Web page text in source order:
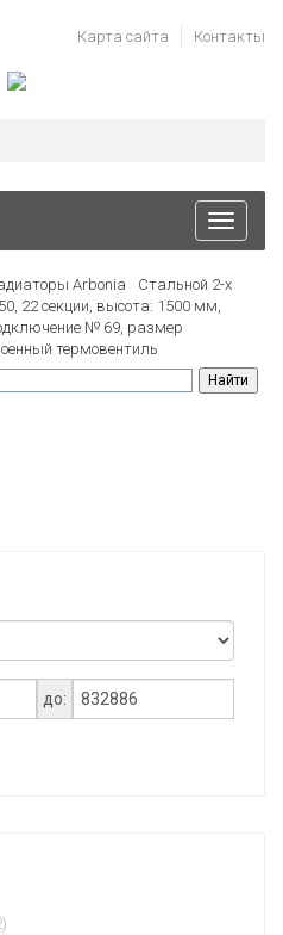
Карта сайта Контакты
Toggle
Arbonia
Стальной 2-х
22 секции, высота: 1500 мм,
№ 69, размер
термовентиль
до: